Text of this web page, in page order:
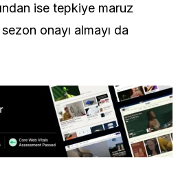
ise tepkiye maruz
onayı almayı da